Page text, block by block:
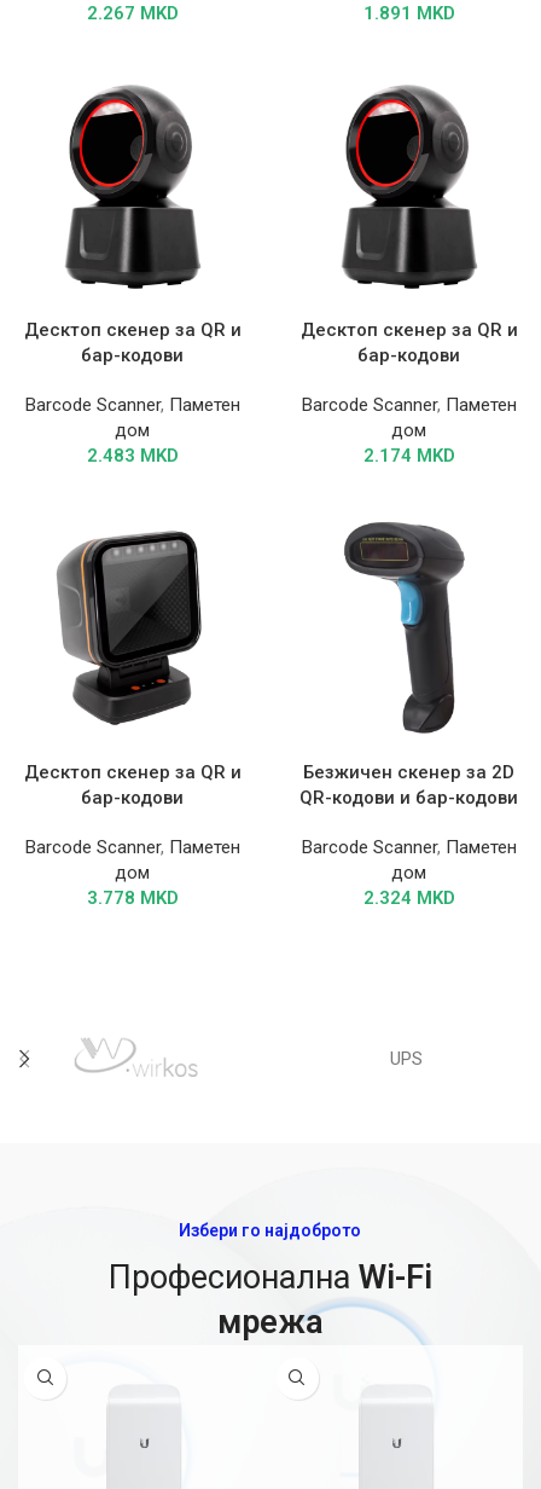
2.267 MKD
1.891 MKD
Десктоп скенер за QR и
бар-кодови
Barcode Scanner, Паметен
дом
2.483 MKD
Десктоп скенер за QR и
бар-кодови
Barcode Scanner, Паметен
дом
2.174 MKD
Десктоп скенер за QR и
бар-кодови
Barcode Scanner, Паметен
дом
3.778 MKD
Безжичен скенер за 2D
QR-кодови и бар-кодови
Barcode Scanner, Паметен
дом
2.324 MKD
UPS
Избери го најдоброто
Професионална Wi-Fi
мрежа